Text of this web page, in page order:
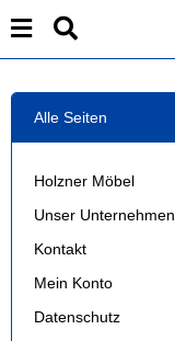
Alle Seiten
Holzner Möbel
Unser Unternehmen
Kontakt
Mein Konto
Datenschutz